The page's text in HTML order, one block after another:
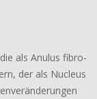
als Anulus fibro­
der als Nucleus